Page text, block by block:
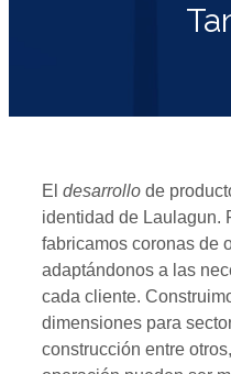
El desarrollo de
identidad de Laulagun.
fabricamos coronas de
adaptándonos a las
cada cliente.
dimensiones para
construcción entre